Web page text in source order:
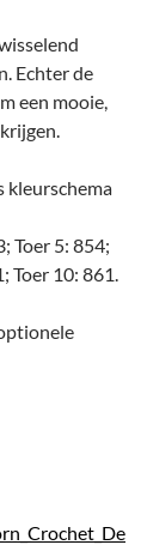
Echter de
een mooie,
kleurschema
Toer 5: 854;
Toer 10: 861.